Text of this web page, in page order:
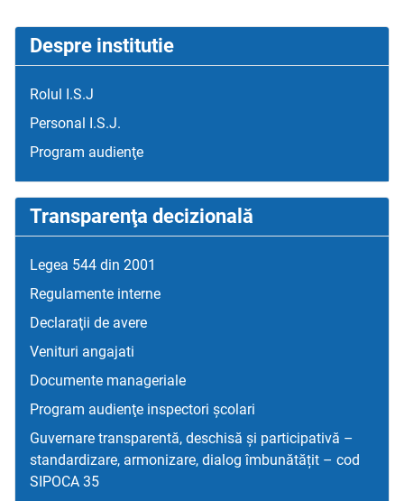
Despre institutie
Rolul I.S.J
Personal I.S.J.
Program audienţe
Transparenţa decizională
Legea 544 din 2001
Regulamente interne
Declaraţii de avere
Venituri angajati
Documente manageriale
Program audienţe inspectori școlari
Guvernare transparentă, deschisă și participativă –
standardizare, armonizare, dialog îmbunătățit – cod
SIPOCA 35